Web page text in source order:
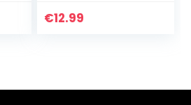
Cartoon Pop
€12.99